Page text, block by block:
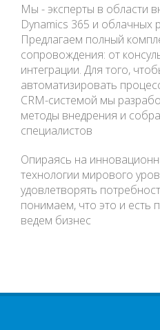
Мы - эксперты в области
Dynamics 365 и
Предлагаем полный
сопровождения: от
интеграции. Для того,
автоматизировать
CRM-системой мы
методы внедрения и
специалистов
Опираясь на
технологии мирового
удовлетворять
понимаем, что это и есть
ведем бизнес